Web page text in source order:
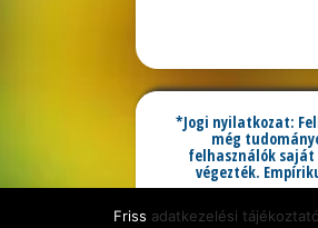
*Jogi nyilatkozat:
még
felhasználók
végezték.
Friss adatkezelési